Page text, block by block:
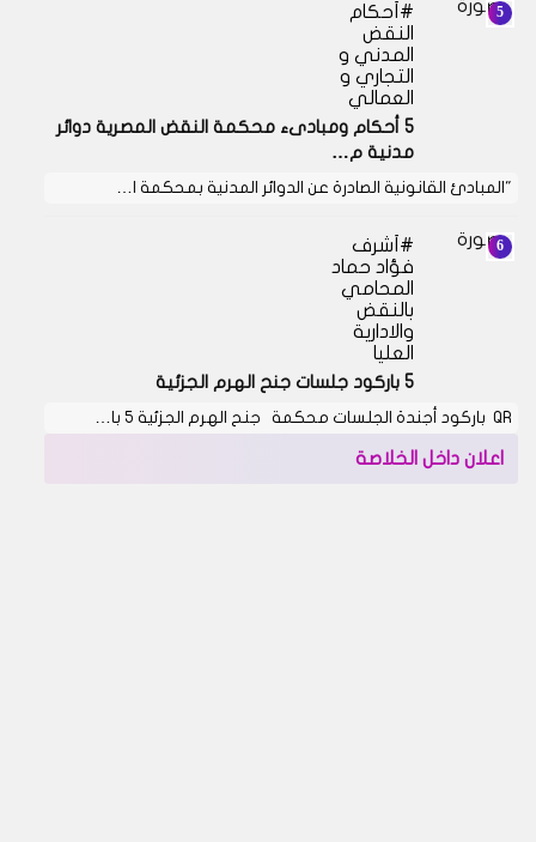
أحكام
النقض
المدني و
التجاري و
العمالي
5 أحكام ومبادىء محكمة النقض المصرية دوائر
مدنية م…
"المبادئ القانونية الصادرة عن الدوائر المدنية بمحكمة ا…
أشرف
فؤاد حماد
المحامي
بالنقض
والادارية
العليا
5 باركود جلسات جنح الهرم الجزئية
QR باركود أجندة الجلسات محكمة جنح الهرم الجزئية 5 با…
اعلان داخل الخلاصة